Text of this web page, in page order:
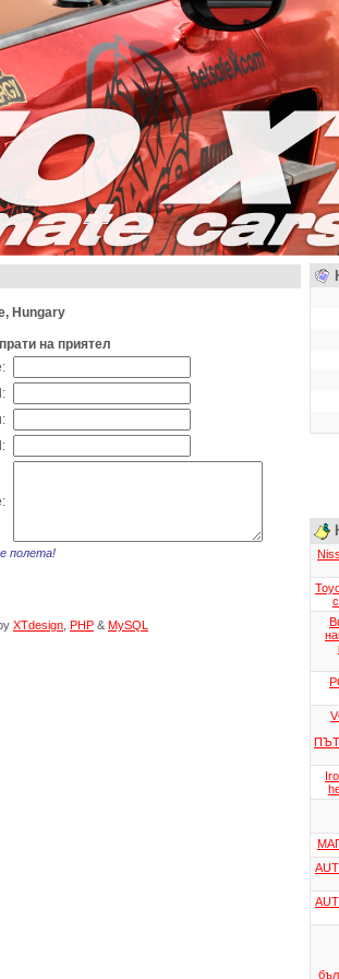
Hungary
на приятел
полета!
XTdesign PHP & MySQL